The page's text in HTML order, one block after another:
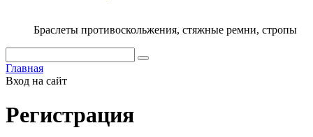
Браслеты противоскольжения, стяжные ремни, стропы
Главная
Вход на сайт
Регистрация